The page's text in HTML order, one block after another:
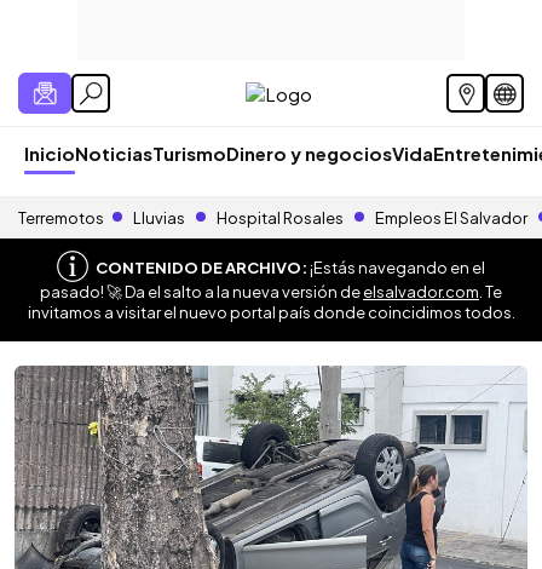
InicioNoticiasTurismoDinero y negociosVida
Terremotos Lluvias Hospital Rosales Empleos El Salvador
CONTENIDO DE ARCHIVO:¡Estás navegando en el
pasado! 🚀 Da el salto a la nueva versión deelsalvador.com . Te
invitamos a visitar el nuevo portal país donde coincidimos todos.